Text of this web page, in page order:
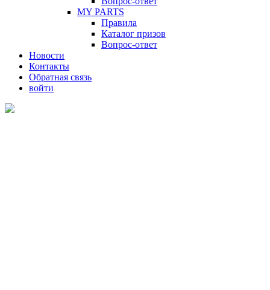
MY PARTS
Правила
Каталог призов
Вопрос-ответ
Новости
Контакты
Обратная связь
войти